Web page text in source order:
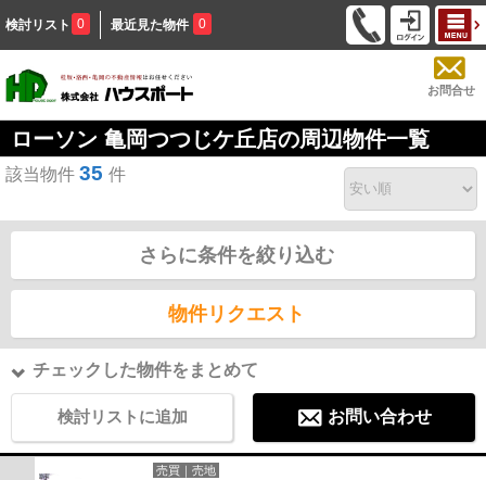
検討リスト 0 最近見た物件 0
お問合せ
ローソン 亀岡つつじケ丘店の周辺物件一覧
該当物件 35 件
さらに条件を絞り込む
物件リクエスト
チェックした物件をまとめて
検討リストに追加 お問い合わせ
売買｜売地